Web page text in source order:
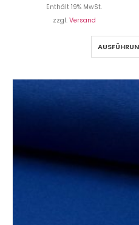
Enthält 19% MwSt.
zzgl. Versand